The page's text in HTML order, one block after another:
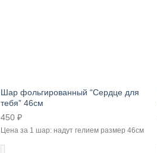
Шар фольгированный “Сердце для
тебя” 46см
450₽
Цена за 1 шар: надут гелием размер 46см